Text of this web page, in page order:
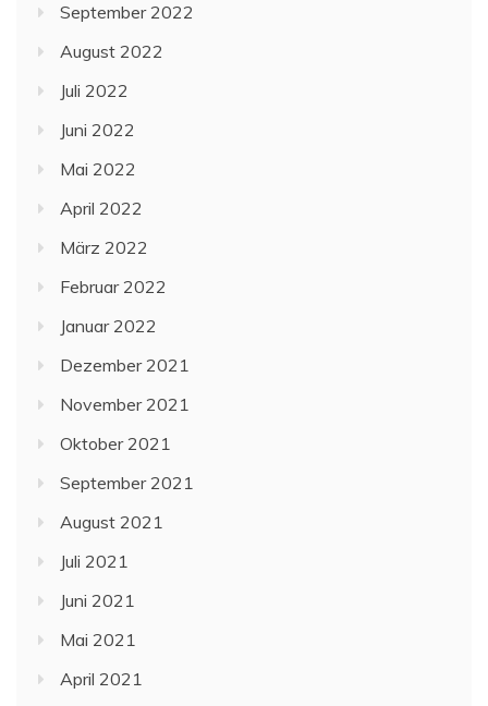
September 2022
August 2022
Juli 2022
Juni 2022
Mai 2022
April 2022
März 2022
Februar 2022
Januar 2022
Dezember 2021
November 2021
Oktober 2021
September 2021
August 2021
Juli 2021
Juni 2021
Mai 2021
April 2021